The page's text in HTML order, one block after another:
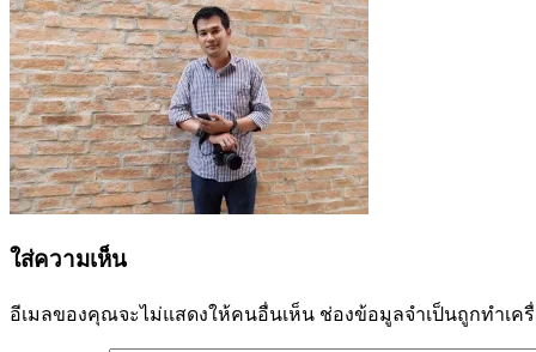
ใส่ความเห็น
อีเมลของคุณจะไม่แสดงให้คนอื่นเห็น ช่องข้อมูลจำเป็นถูกทำเค